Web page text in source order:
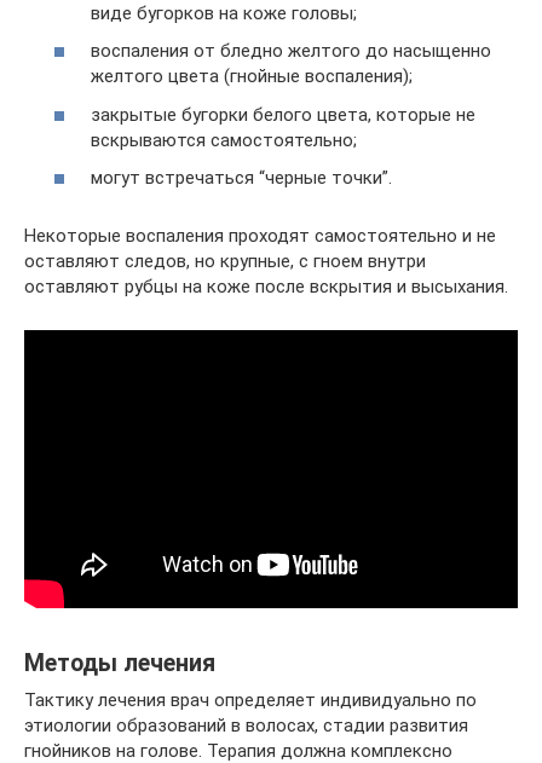
виде бугорков на коже головы;
воспаления от бледно желтого до насыщенно
желтого цвета (гнойные воспаления);
закрытые бугорки белого цвета, которые не
вскрываются самостоятельно;
могут встречаться “черные точки”.
Некоторые воспаления проходят самостоятельно и не
оставляют следов, но крупные, с гноем внутри
оставляют рубцы на коже после вскрытия и высыхания.
Методы лечения
Тактику лечения врач определяет индивидуально по
этиологии образований в волосах, стадии развития
гнойников на голове. Терапия должна комплексно